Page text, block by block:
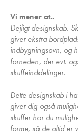
Vi mener at..
Dejligt designskab.
giver ekstra
indbygningsovn, og
forneden, der evt.
skuffeinddelinger.
Dette designskab i
giver dig også
skuffer har du
forme, så de altid er